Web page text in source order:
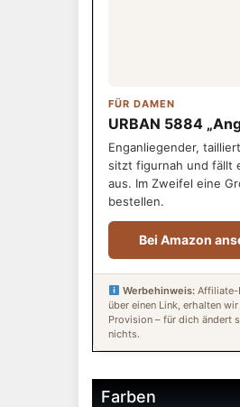
FÜR DAMEN
URBAN 5884
Enganliegender,
sitzt figurnah und fällt
aus. Im Zweifel eine
bestellen.
Bei Amazon
Werbehinweis:Affiliate-
über einen Link, erhalten
Provision – für dich ändert
nichts.
Farben